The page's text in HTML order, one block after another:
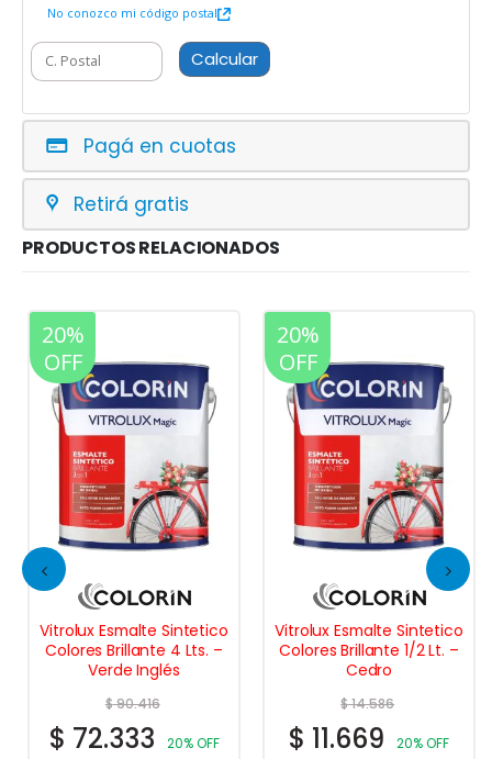
No conozco mi código postal
Calcular
Pagá en cuotas
Retirá gratis
PRODUCTOS RELACIONADOS
20%
OFF
Vitrolux Esmalte Sintetico
Colores Brillante 4 Lts. –
Verde Inglés
$90.416
$ 72.333 20% OFF
20%
OFF
Vitrolux Esmalte Sintetico
Colores Brillante 1/2 Lt. –
Cedro
$14.586
$ 11.669 20% OFF